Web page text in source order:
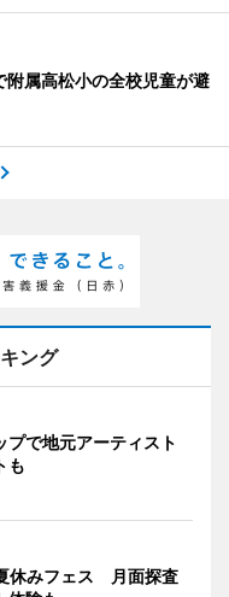
附属高松小の全校児童が避
ング
プで地元アーティスト
も
休みフェス 月面探査